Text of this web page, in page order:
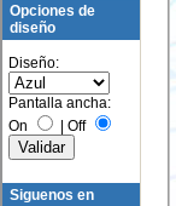
Opciones de
diseño
Diseño:
Pantalla ancha:
On
| Off
Siguenos en